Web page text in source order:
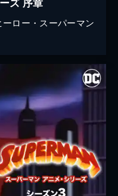
ロー・スーパーマン